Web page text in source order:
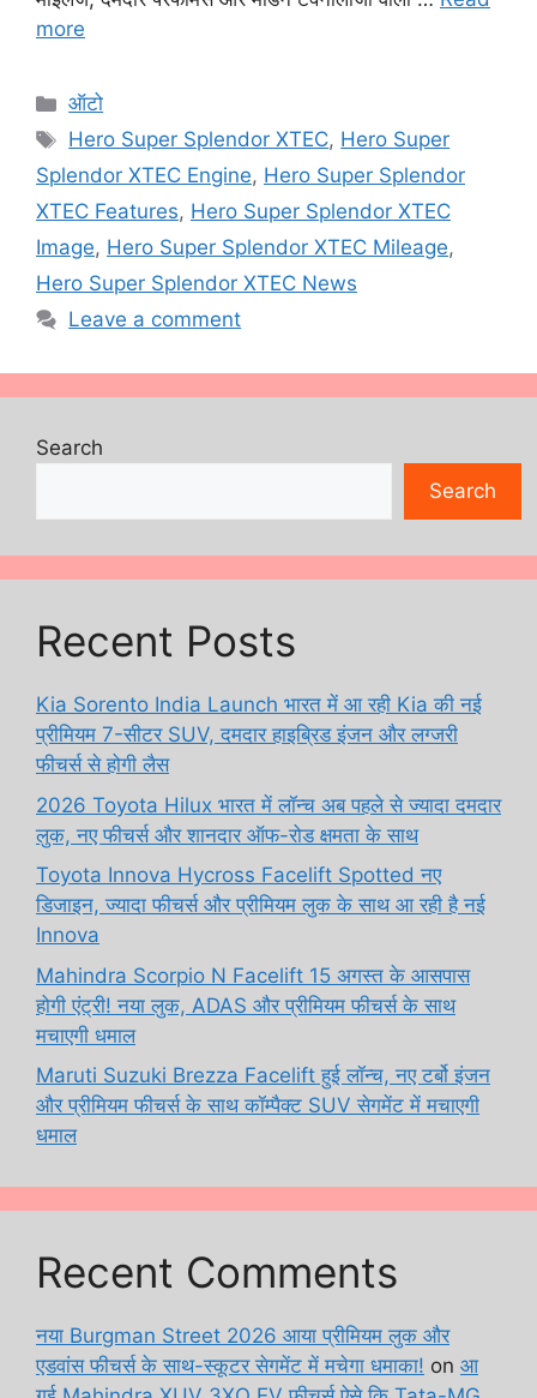
more
Categories
ऑटो
Tags
Hero Super Splendor XTEC, Hero Super
Splendor XTEC Engine, Hero Super Splendor
XTEC Features, Hero Super Splendor XTEC
Image, Hero Super Splendor XTEC Mileage,
Hero Super Splendor XTEC News
Leave a comment
Search
Search
Recent Posts
Kia Sorento India Launch भारत में आ रही Kia की नई
प्रीमियम 7-सीटर SUV, दमदार हाइब्रिड इंजन और लग्जरी
फीचर्स से होगी लैस
2026 Toyota Hilux भारत में लॉन्च अब पहले से ज्यादा दमदार
लुक, नए फीचर्स और शानदार ऑफ-रोड क्षमता के साथ
Toyota Innova Hycross Facelift Spotted नए
डिजाइन, ज्यादा फीचर्स और प्रीमियम लुक के साथ आ रही है नई
Innova
Mahindra Scorpio N Facelift 15 अगस्त के आसपास
होगी एंट्री! नया लुक, ADAS और प्रीमियम फीचर्स के साथ
मचाएगी धमाल
Maruti Suzuki Brezza Facelift हुई लॉन्च, नए टर्बो इंजन
और प्रीमियम फीचर्स के साथ कॉम्पैक्ट SUV सेगमेंट में मचाएगी
धमाल
Recent Comments
नया Burgman Street 2026 आया प्रीमियम लुक और
एडवांस फीचर्स के साथ-स्कूटर सेगमेंट में मचेगा धमाका! on आ